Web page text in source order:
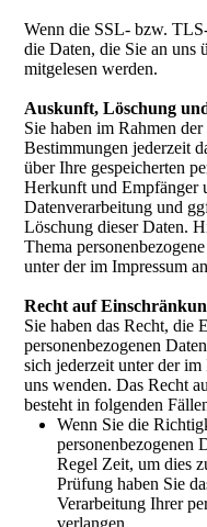
Wenn die SSL- bzw.
die Daten, die Sie an uns
mitgelesen werden.
Auskunft, Löschung
Sie haben im Rahmen
Bestimmungen jederzeit
über Ihre gespeicherten
Herkunft und Empfänger
Datenverarbeitung und
Löschung dieser Daten.
Thema
unter der im Impressum
Recht auf
Sie haben das Recht, die
personenbezogenen
sich jederzeit unter der im
uns wenden. Das Recht
besteht in folgenden
Wenn Sie die
personenbezogenen
Regel Zeit, um dies
Prüfung haben Sie
Verarbeitung Ihrer
verlangen.